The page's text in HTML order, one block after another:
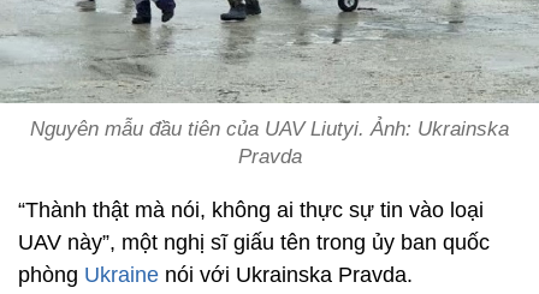
Nguyên mẫu đầu tiên của UAV Liutyi. Ảnh: Ukrainska
Pravda
“Thành thật mà nói, không ai thực sự tin vào loại
UAV này”, một nghị sĩ giấu tên trong ủy ban quốc
phòng Ukraine nói với Ukrainska Pravda.